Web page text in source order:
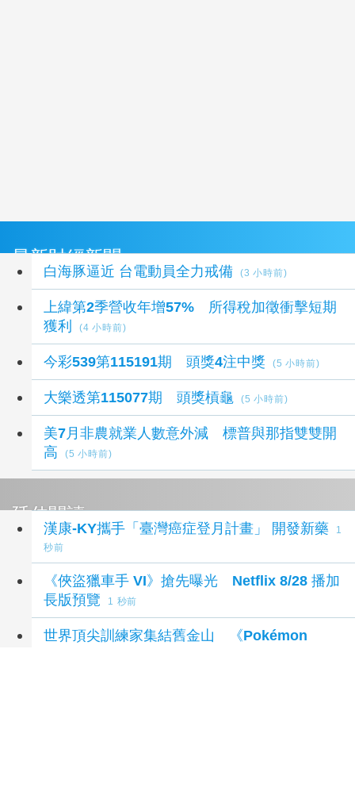
最新財經新聞
白海豚逼近 台電動員全力戒備 (3 小時前)
上緯第2季營收年增57% 所得稅加徵衝擊短期
獲利
(4 小時前)
今彩539第115191期 頭獎4注中獎 (5 小時前)
大樂透第115077期 頭獎槓龜 (5 小時前)
美7月非農就業人數意外減 標普與那指雙雙開
高
(5 小時前)
延伸閱讀
漢康-KY攜手「臺灣癌症登月計畫」 開發新藥
1
秒前
《俠盜獵車手 VI》搶先曝光 Netflix 8/28 播加
長版預覽
1 秒前
世界頂尖訓練家集結舊金山 《Pokémon